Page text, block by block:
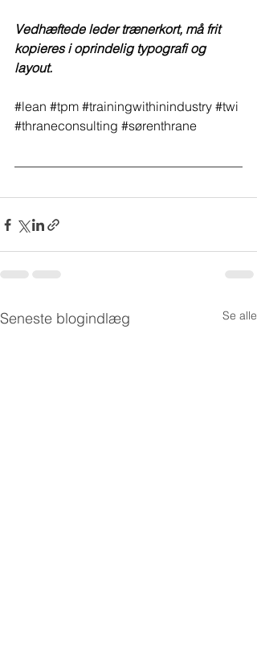
Vedhæftede leder trænerkort, må frit
kopieres i oprindelig typografi og
layout.
#lean #tpm #trainingwithinindustry #twi
#thraneconsulting #sørenthrane
Seneste blogindlæg Se alle